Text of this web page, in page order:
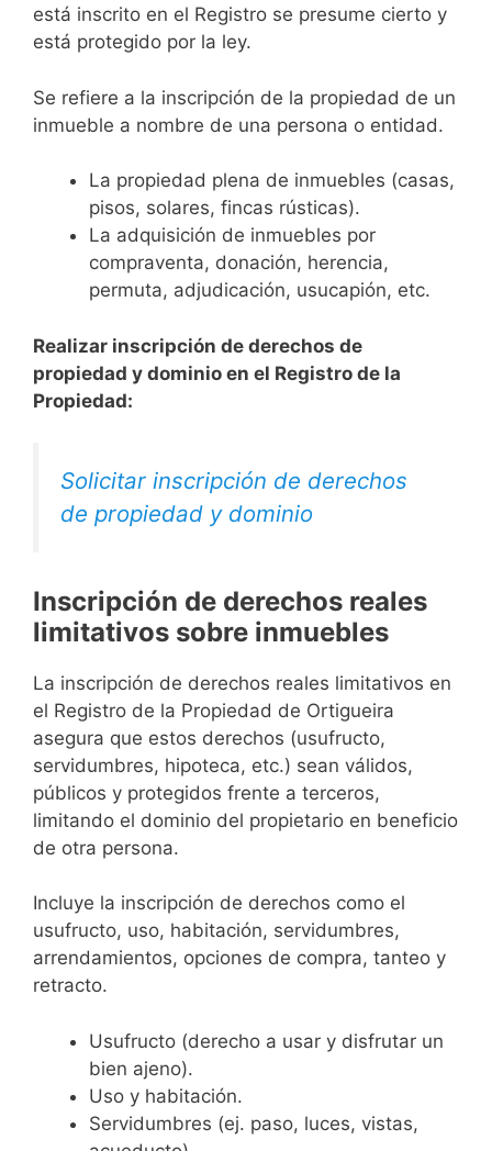
está inscrito en el Registro se presume cierto y
está protegido por la ley.
Se refiere a la inscripción de la propiedad de un
inmueble a nombre de una persona o entidad.
La propiedad plena de inmuebles (casas,
pisos, solares, fincas rústicas).
La adquisición de inmuebles por
compraventa, donación, herencia,
permuta, adjudicación, usucapión, etc.
Realizar inscripción de derechos de
propiedad y dominio en el Registro de la
Propiedad:
Solicitar inscripción de derechos
de propiedad y dominio
Inscripción de derechos reales
limitativos sobre inmuebles
La inscripción de derechos reales limitativos en
el Registro de la Propiedad de Ortigueira
asegura que estos derechos (usufructo,
servidumbres, hipoteca, etc.) sean válidos,
públicos y protegidos frente a terceros,
limitando el dominio del propietario en beneficio
de otra persona.
Incluye la inscripción de derechos como el
usufructo, uso, habitación, servidumbres,
arrendamientos, opciones de compra, tanteo y
retracto.
Usufructo (derecho a usar y disfrutar un
bien ajeno).
Uso y habitación.
Servidumbres (ej. paso, luces, vistas,